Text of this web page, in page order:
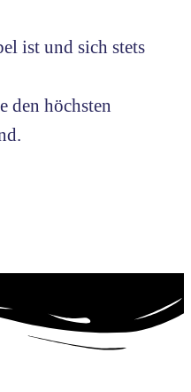
ist und sich stets
den höchsten